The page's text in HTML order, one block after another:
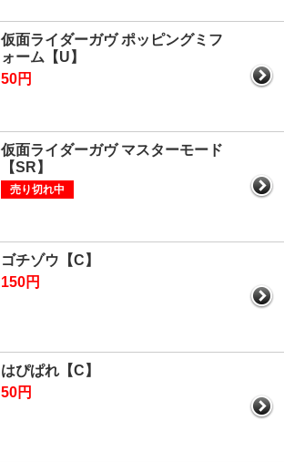
仮面ライダーガヴ ポッピングミフ
ォーム【U】
50円
仮面ライダーガヴ マスターモード
【SR】
売り切れ中
ゴチゾウ【C】
150円
はぴぱれ【C】
50円